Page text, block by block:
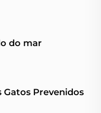
do mar
Gatos Prevenidos